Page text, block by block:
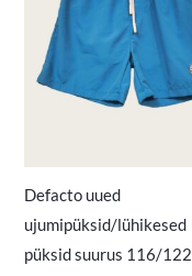
Defacto uued
ujumipüksid/lühikesed
püksid suurus 116/122